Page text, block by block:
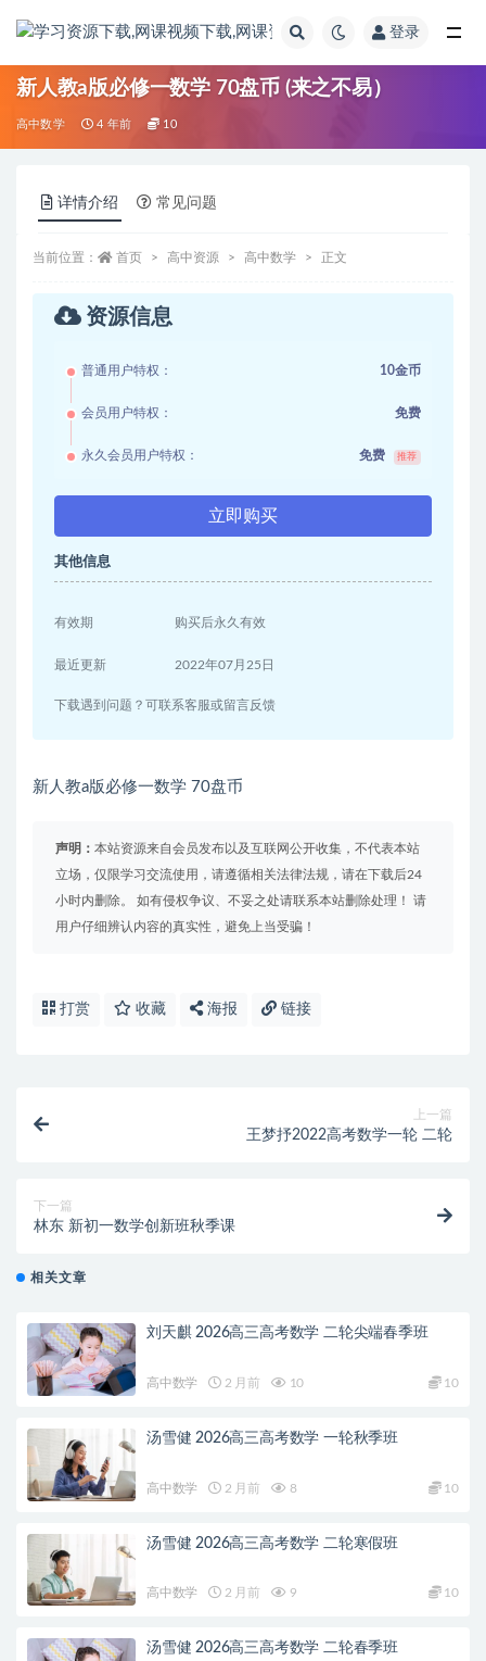
登录
新人教a版必修一数学 70盘币 (来之不易）
高中数学 4 年前 10
详情介绍 常见问题
当前位置： 首页 高中资源 高中数学 正文
资源信息
普通用户特权： 10金币
会员用户特权： 免费
永久会员用户特权： 免费 推荐
立即购买
其他信息
有效期 购买后永久有效
最近更新 2022年07月25日
下载遇到问题？可联系客服或留言反馈
新人教a版必修一数学 70盘币
声明： 本站资源来自会员发布以及互联网公开收集，不代表本站
立场，仅限学习交流使用，请遵循相关法律法规，请在下载后24
小时内删除。 如有侵权争议、不妥之处请联系本站删除处理！ 请
用户仔细辨认内容的真实性，避免上当受骗！
打赏 收藏 海报 链接
上一篇
王梦抒2022高考数学一轮 二轮
下一篇
林东 新初一数学创新班秋季课
相关文章
刘天麒 2026高三高考数学 二轮尖端春季班
高中数学 2 月前 10 10
汤雪健 2026高三高考数学 一轮秋季班
高中数学 2 月前 8 10
汤雪健 2026高三高考数学 二轮寒假班
高中数学 2 月前 9 10
汤雪健 2026高三高考数学 二轮春季班